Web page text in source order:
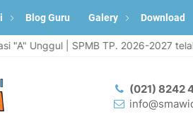
Blog Guru Galery Download
Unggul | SPMB TP. 2026-2027 telah
(021) 8242